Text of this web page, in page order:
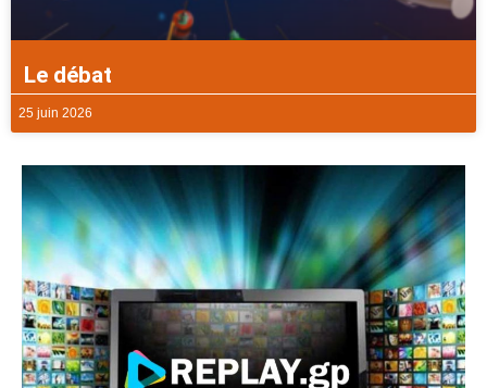
Le débat
25 juin 2026